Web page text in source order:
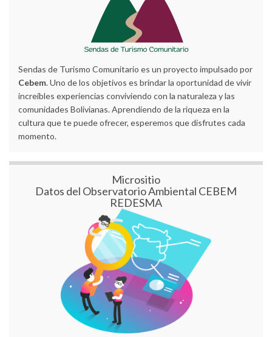
Sendas de Turismo Comunitario es un proyecto impulsado por
Cebem. Uno de los objetivos es brindar la oportunidad de vivir
increíbles experiencias conviviendo con la naturaleza y las
comunidades Bolivianas. Aprendiendo de la riqueza en la
cultura que te puede ofrecer, esperemos que disfrutes cada
momento.
Micrositio
Datos del Observatorio Ambiental CEBEM
REDESMA